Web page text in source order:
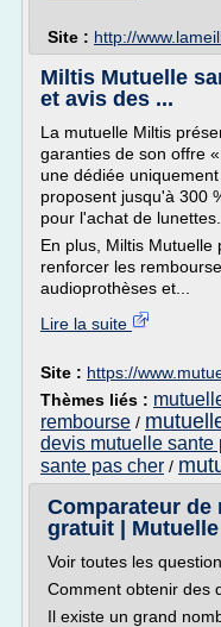
Site : http://
Miltis Mutuelle
et avis des ...
La mutuelle Miltis
garanties de son offre
une dédiée
proposent jusqu'à 300
pour l'achat de lunettes.
En plus, Miltis
renforcer les
audioprothèses et...
Lire la suite
Site : https://
Thèmes liés :
rembourse /
devis mutuelle sante
sante pas cher /
Comparateur de
gratuit | Mutuelle
Voir toutes les
Comment obtenir des
Il existe un grand